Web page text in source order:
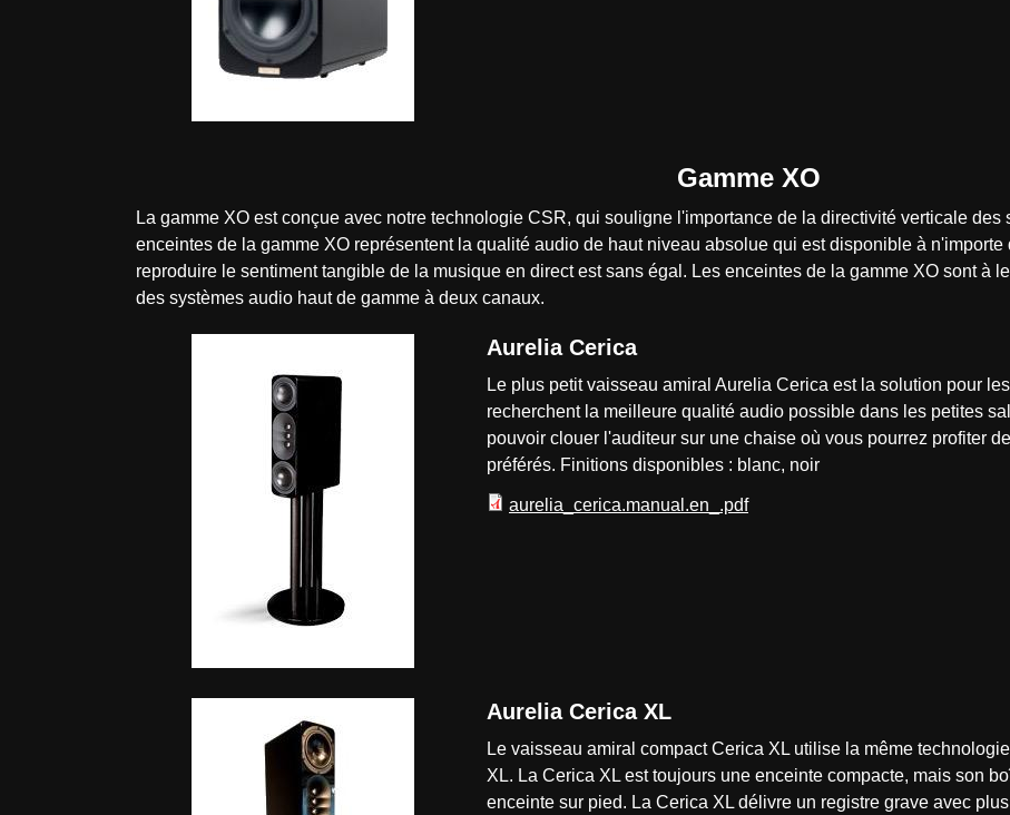
Gamme XO
La gamme XO est conçue avec notre technologie CSR, qui souligne l'importance de la directivité verticale
enceintes de la gamme XO représentent la qualité audio de haut niveau absolue qui est disponible à
reproduire le sentiment tangible de la musique en direct est sans égal. Les enceintes de la gamme XO sont à
des systèmes audio haut de gamme à deux canaux.
Aurelia Cerica
Le plus petit vaisseau amiral Aurelia Cerica est la solution pour
recherchent la meilleure qualité audio possible dans les petites
pouvoir clouer l'auditeur sur une chaise où vous pourrez profiter
préférés. Finitions disponibles : blanc, noir
aurelia_cerica.manual.en_.pdf
Aurelia Cerica XL
Le vaisseau amiral compact Cerica XL utilise la même
XL. La Cerica XL est toujours une enceinte compacte, mais son
enceinte sur pied. La Cerica XL délivre un registre grave avec